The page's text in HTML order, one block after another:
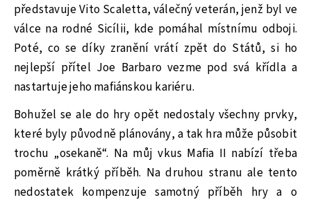
představuje Vito Scaletta, válečný veterán, jenž byl ve
válce na rodné Sicílii, kde pomáhal místnímu odboji.
Poté, co se díky zranění vrátí zpět do Států, si ho
nejlepší přítel Joe Barbaro vezme pod svá křídla a
nastartuje jeho mafiánskou kariéru.
Bohužel se ale do hry opět nedostaly všechny prvky,
které byly původně plánovány, a tak hra může působit
trochu „osekaně“. Na můj vkus Mafia II nabízí třeba
poměrně krátký příběh. Na druhou stranu ale tento
nedostatek kompenzuje samotný příběh hry a o